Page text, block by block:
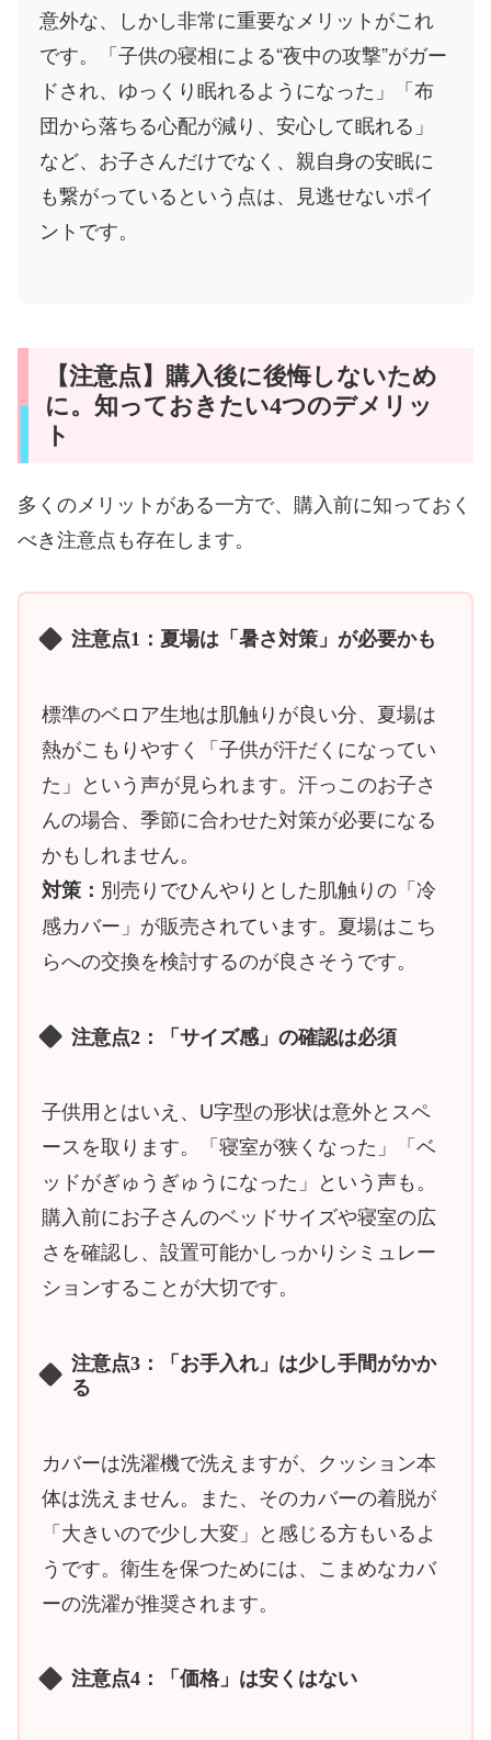
意外な、しかし非常に重要なメリットがこれ
です。「子供の寝相による“夜中の攻撃”がガー
ドされ、ゆっくり眠れるようになった」「布
団から落ちる心配が減り、安心して眠れる」
など、お子さんだけでなく、親自身の安眠に
も繋がっているという点は、見逃せないポイ
ントです。
【注意点】購入後に後悔しないため
に。知っておきたい4つのデメリッ
ト
多くのメリットがある一方で、購入前に知っておく
べき注意点も存在します。
注意点1：夏場は「暑さ対策」が必要かも
標準のベロア生地は肌触りが良い分、夏場は
熱がこもりやすく「子供が汗だくになってい
た」という声が見られます。汗っこのお子さ
んの場合、季節に合わせた対策が必要になる
かもしれません。
対策： 別売りでひんやりとした肌触りの「冷
感カバー」が販売されています。夏場はこち
らへの交換を検討するのが良さそうです。
注意点2：「サイズ感」の確認は必須
子供用とはいえ、U字型の形状は意外とスペ
ースを取ります。「寝室が狭くなった」「ベ
ッドがぎゅうぎゅうになった」という声も。
購入前にお子さんのベッドサイズや寝室の広
さを確認し、設置可能かしっかりシミュレー
ションすることが大切です。
注意点3：「お手入れ」は少し手間がかか
る
カバーは洗濯機で洗えますが、クッション本
体は洗えません。また、そのカバーの着脱が
「大きいので少し大変」と感じる方もいるよ
うです。衛生を保つためには、こまめなカバ
ーの洗濯が推奨されます。
注意点4：「価格」は安くはない